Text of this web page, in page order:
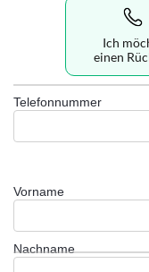
Ich
einen
Telefonnummer
Vorname
Nachname